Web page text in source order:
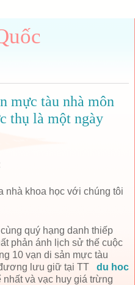
mực tàu nhà môn
thụ là một ngày
quý hạng danh thiếp
phản ánh lịch sử thế cuộc
10 vạn di sản mực tàu
lưu giữ tại TT du hoc
và vạc huy giá trừng